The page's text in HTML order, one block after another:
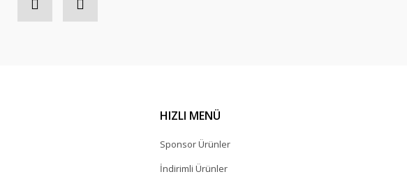
HIZLI MENÜ
Sponsor Ürünler
İndirimli Ürünler